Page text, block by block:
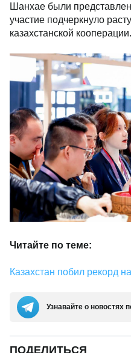
Шанхае были
участие подчеркнуло
казахстанской кооперации.
Читайте по теме:
Казахстан побил рекорд
Узнавайте о новостях
ПОДЕЛИТЬСЯ